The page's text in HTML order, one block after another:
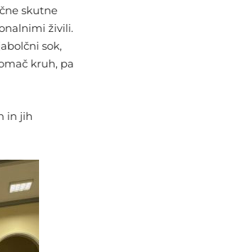
skutne
živili.
sok,
kruh, pa
in jih